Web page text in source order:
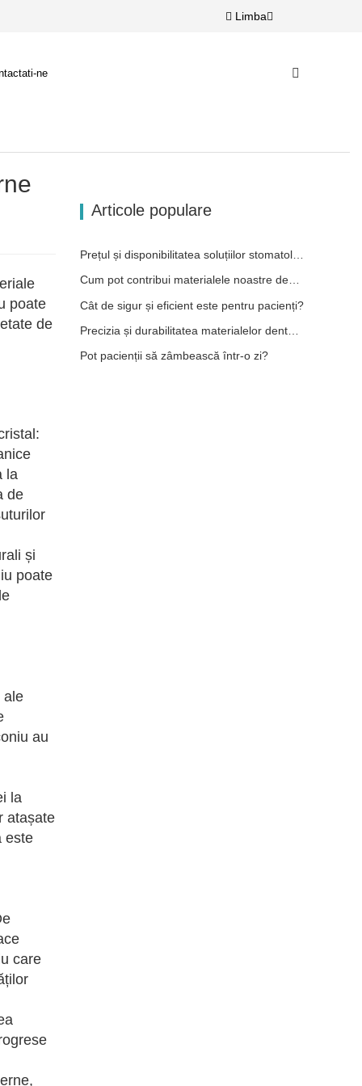
Limba
ne
poate
de
la
de
și
poate
ale
au
la
atașate
este
care
Articole populare
Prețul și disponibilitatea soluțiilor stomatologice moderne
Cum pot contribui materialele noastre dentare din zirconiu la succesul dumneavoastră?
Cât de sigur și eficient este pentru pacienți?
Precizia și durabilitatea materialelor dentare
Pot pacienții să zâmbească într-o zi?